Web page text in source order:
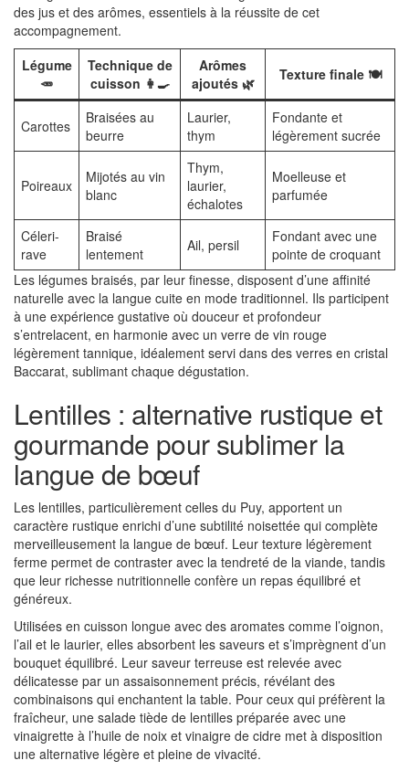
des jus et des arômes, essentiels à la réussite de cet
accompagnement.
Légume
🥕
Technique de
cuisson 👩‍🍳
Arômes
ajoutés 🌿
Texture finale 🍽️
Carottes
Braisées au
beurre
Laurier,
thym
Fondante et
légèrement sucrée
Poireaux
Mijotés au vin
blanc
Thym,
laurier,
échalotes
Moelleuse et
parfumée
Céleri-
rave
Braisé
lentement
Ail, persil
Fondant avec une
pointe de croquant
Les légumes braisés, par leur finesse, disposent d’une affinité
naturelle avec la langue cuite en mode traditionnel. Ils participent
à une expérience gustative où douceur et profondeur
s’entrelacent, en harmonie avec un verre de vin rouge
légèrement tannique, idéalement servi dans des verres en cristal
Baccarat, sublimant chaque dégustation.
Lentilles : alternative rustique et
gourmande pour sublimer la
langue de bœuf
Les lentilles, particulièrement celles du Puy, apportent un
caractère rustique enrichi d’une subtilité noisettée qui complète
merveilleusement la langue de bœuf. Leur texture légèrement
ferme permet de contraster avec la tendreté de la viande, tandis
que leur richesse nutritionnelle confère un repas équilibré et
généreux.
Utilisées en cuisson longue avec des aromates comme l’oignon,
l’ail et le laurier, elles absorbent les saveurs et s’imprègnent d’un
bouquet équilibré. Leur saveur terreuse est relevée avec
délicatesse par un assaisonnement précis, révélant des
combinaisons qui enchantent la table. Pour ceux qui préfèrent la
fraîcheur, une salade tiède de lentilles préparée avec une
vinaigrette à l’huile de noix et vinaigre de cidre met à disposition
une alternative légère et pleine de vivacité.